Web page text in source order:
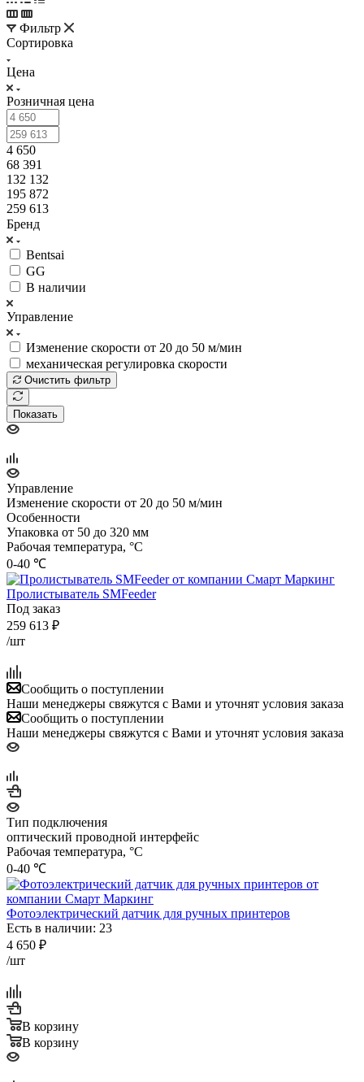
Фильтр
Сортировка
Цена
Розничная цена
4 650
68 391
132 132
195 872
259 613
Бренд
Bentsai
GG
В наличии
Управление
Изменение скорости от 20 до 50 м/мин
механическая регулировка скорости
Очистить фильтр
Показать
Управление
Изменение скорости от 20 до 50 м/мин
Особенности
Упаковка от 50 до 320 мм
Рабочая температура, °C
0-40 ℃
Пролистыватель SMFeeder
Под заказ
259 613 ₽
/шт
Сообщить о поступлении
Наши менеджеры свяжутся с Вами и уточнят условия заказа
Сообщить о поступлении
Наши менеджеры свяжутся с Вами и уточнят условия заказа
Тип подключения
оптический проводной интерфейс
Рабочая температура, °C
0-40 ℃
Фотоэлектрический датчик для ручных принтеров
Есть в наличии: 23
4 650 ₽
/шт
В корзину
В корзину